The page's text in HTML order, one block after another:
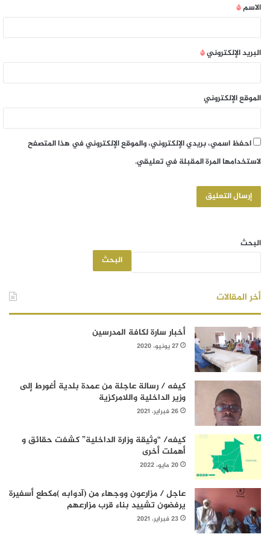
الاسم*
البريد الإلكتروني*
الموقع الإلكتروني
احفظ اسمي، بريدي الإلكتروني، والموقع الإلكتروني في هذا المتصفح
لاستخدامها المرة المقبلة في تعليقي.
البحث
البحث
أخر المقالات
أخبار سارة لكافة المدرسين
27 يونيو، 2020
كيفه / رسالة عاجلة من عمدة بلدية أغورط إلى
وزير الداخلية واللامركزية
26 فبراير، 2021
كيفه/ “وثيقة وزارة الداخلية” كشفت حقائق و
أهملت أخرى
20 مايو، 2022
عاجل / مزارعون ووجهاء من (آدوابه )مكطع أسفيرة
يرفضون تشييد بناء قرب مزارعهم
23 فبراير، 2021